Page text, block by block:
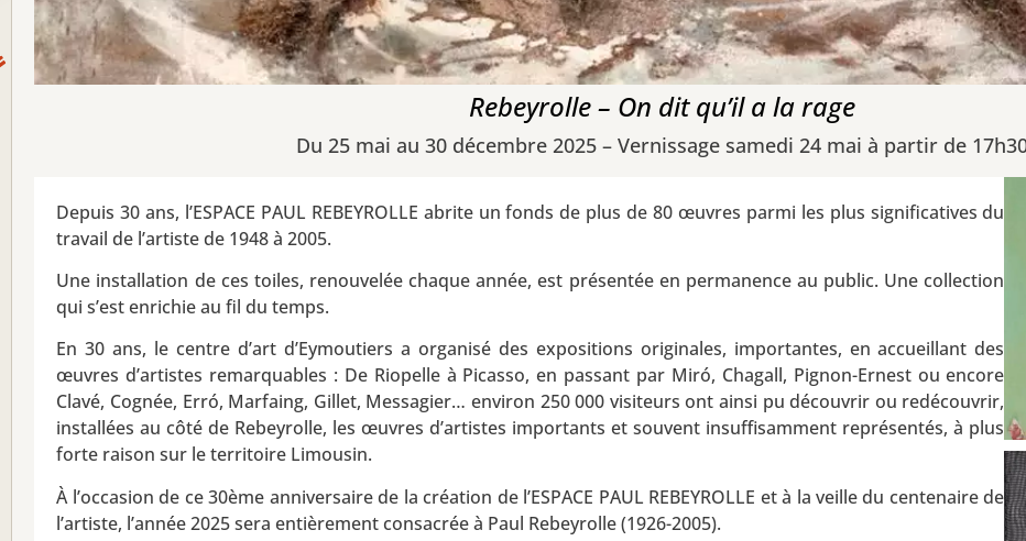
Rebeyrolle – On dit qu’il a la rage
Du 25 mai au 30 décembre 2025 – Vernissage samedi 24 mai à partir de
Depuis 30 ans, l’ESPACE PAUL REBEYROLLE abrite un fonds de plus de 80 œuvres parmi les plus significatives du
travail de l’artiste de 1948 à 2005.
Une installation de ces toiles, renouvelée chaque année, est présentée en permanence au public. Une collection
qui s’est enrichie au fil du temps.
En 30 ans, le centre d’art d’Eymoutiers a organisé des expositions originales, importantes, en accueillant des
œuvres d’artistes remarquables : De Riopelle à Picasso, en passant par Miró, Chagall, Pignon-Ernest ou encore
Clavé, Cognée, Erró, Marfaing, Gillet, Messagier… environ 250 000 visiteurs ont ainsi pu découvrir ou redécouvrir,
installées au côté de Rebeyrolle, les œuvres d’artistes importants et souvent insuffisamment représentés, à plus
forte raison sur le territoire Limousin.
À l’occasion de ce 30ème anniversaire de la création de l’ESPACE PAUL REBEYROLLE et à la veille du centenaire de
l’artiste, l’année 2025 sera entièrement consacrée à Paul Rebeyrolle (1926-2005).